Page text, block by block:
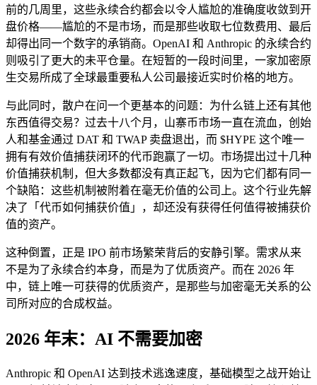
前的几周里，这些永续合约都会以令人尴尬的准确度收敛到开
盘价格——尴尬的不是市场，而是那些收取七位数费用、最后
却得出同一个数字的承销商。OpenAI 和 Anthropic 的永续合约
则吸引了更大的未平仓量。在短暂的一段时间里，一家加密原
生交易所成了全球最重要私人公司最接近实时价格的地方。
与此同时，散户在问一个更基本的问题：为什么链上还有其他
东西值得交易？过去十八个月，山寨币市场一直在流血，创始
人和基金通过 DAT 和 TWAP 卖盘退出，而 $HYPE 这个唯一
拥有有效价值捕获闭环的代币跑赢了一切。市场提出过十几种
价值捕获机制，但大多数都没有真正起飞，因为它们都有同一
个缺陷：这些机制被附着在毫无价值的公司上。这个行业先解
决了「代币如何捕获价值」，却还没有获得任何值得被捕获价
值的资产。
这种倒置，正是 IPO 前市场繁荣背后的安静引擎。需求从来
不是为了永续合约本身，而是为了优质资产。而在 2026 年
中，链上唯一可获得的优质资产，是那些与加密毫无关系的公
司所对应的合成权益。
2026 年末：AI 不需要加密
Anthropic 和 OpenAI 达到技术逃逸速度，基础模型之战开始让